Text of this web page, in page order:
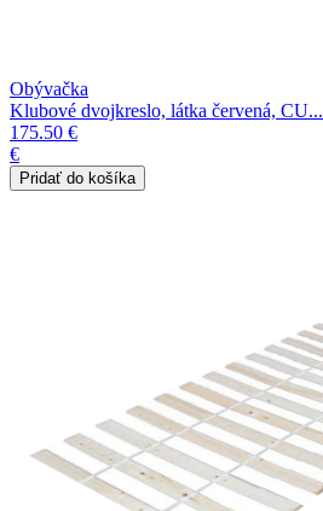
Obývačka
Klubové dvojkreslo, látka červená, CU...
175.50 €
€